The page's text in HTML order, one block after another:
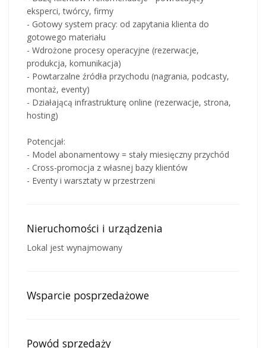
eksperci, twórcy, firmy
- Gotowy system pracy: od zapytania klienta do
gotowego materiału
- Wdrożone procesy operacyjne (rezerwacje,
produkcja, komunikacja)
- Powtarzalne źródła przychodu (nagrania, podcasty,
montaż, eventy)
- Działającą infrastrukturę online (rezerwacje, strona,
hosting)
Potencjał:
- Model abonamentowy = stały miesięczny przychód
- Cross-promocja z własnej bazy klientów
- Eventy i warsztaty w przestrzeni
Nieruchomości i urządzenia
Lokal jest wynajmowany
Wsparcie posprzedażowe
Powód sprzedaży